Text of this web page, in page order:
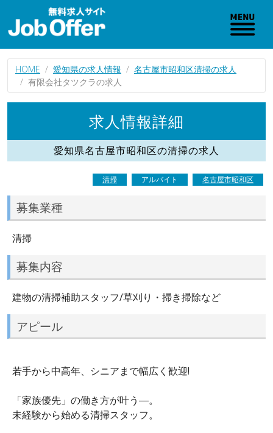
HOME 愛知県の求人情報
名古屋市昭和区清掃の求人
有限会社タツクラの求人
求人情報詳細
愛知県名古屋市昭和区の清掃の求人
清掃 アルバイト 名古屋市昭和区
募集業種
清掃
募集内容
建物の清掃補助スタッフ/草刈り・掃き掃除など
アピール
若手から中高年、シニアまで幅広く歓迎!
「家族優先」の働き方が叶う―。
未経験から始める清掃スタッフ。